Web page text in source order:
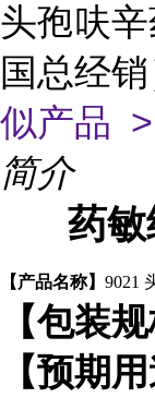
头孢呋
国总经
似产品 >
简介
药
【产品名称】 9021
【包装规
【预期用